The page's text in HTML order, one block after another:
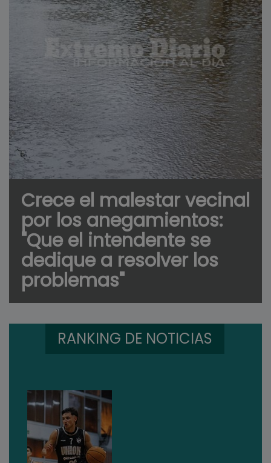
Crece el malestar vecinal
por los anegamientos:
"Que el intendente se
dedique a resolver los
problemas"
RANKING DE NOTICIAS